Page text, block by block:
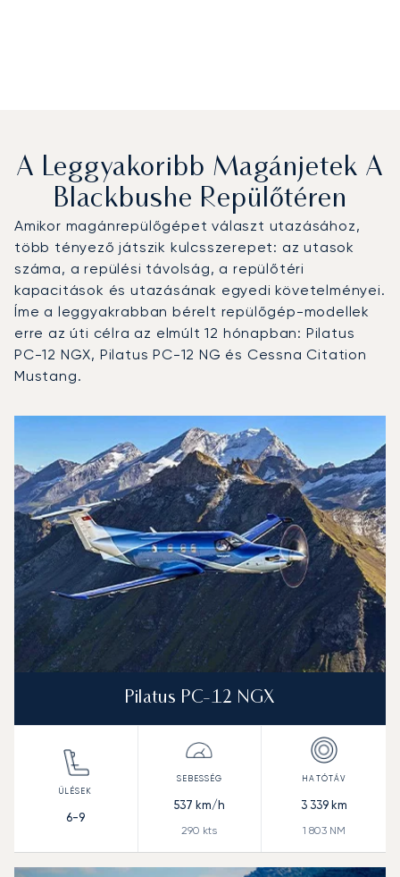
A Leggyakoribb Magánjetek A
Blackbushe Repülőtéren
Amikor magánrepülőgépet választ utazásához,
több tényező játszik kulcsszerepet: az utasok
száma, a repülési távolság, a repülőtéri
kapacitások és utazásának egyedi követelményei.
Íme a leggyakrabban bérelt repülőgép-modellek
erre az úti célra az elmúlt 12 hónapban: Pilatus
PC-12 NGX, Pilatus PC-12 NG és Cessna Citation
Mustang.
Repülőgép fotója
Repülőgép-típus
Sebesség (km/h) Sebesség (csomó)Hatótávolság (km)
Hatótávolság (NM)
Pilatus PC-12 NGX
6-9
537 km/h
290 kts
3 339km
1 803NM